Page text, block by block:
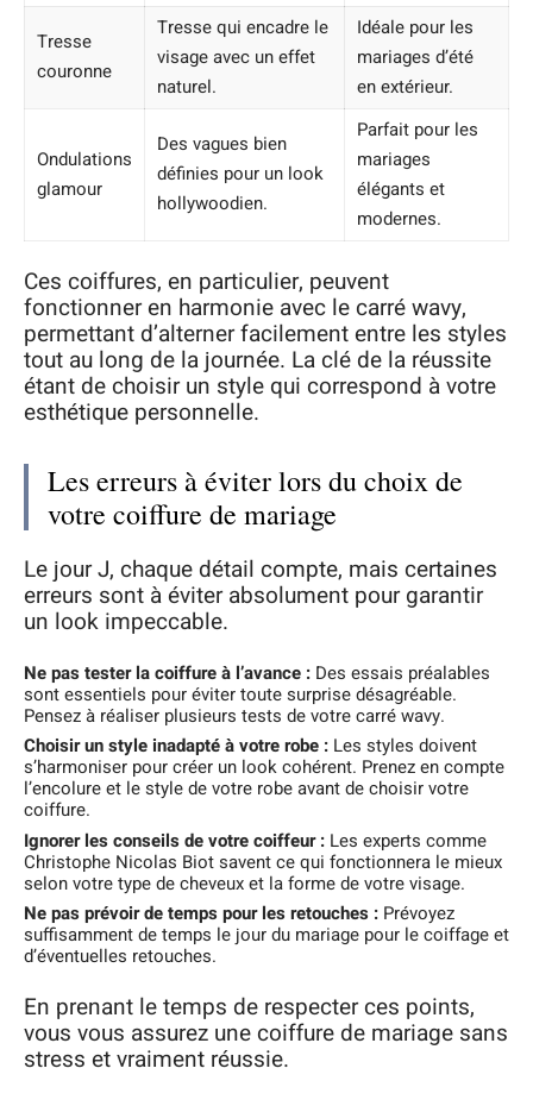
Tresse
couronne
Tresse qui encadre le
visage avec un effet
naturel.
Idéale pour les
mariages d’été
en extérieur.
Ondulations
glamour
Des vagues bien
définies pour un look
hollywoodien.
Parfait pour les
mariages
élégants et
modernes.
Ces coiffures, en particulier, peuvent
fonctionner en harmonie avec le carré wavy,
permettant d’alterner facilement entre les styles
tout au long de la journée. La clé de la réussite
étant de choisir un style qui correspond à votre
esthétique personnelle.
Les erreurs à éviter lors du choix de
votre coiffure de mariage
Le jour J, chaque détail compte, mais certaines
erreurs sont à éviter absolument pour garantir
un look impeccable.
Ne pas tester la coiffure à l’avance : Des essais préalables
sont essentiels pour éviter toute surprise désagréable.
Pensez à réaliser plusieurs tests de votre carré wavy.
Choisir un style inadapté à votre robe : Les styles doivent
s’harmoniser pour créer un look cohérent. Prenez en compte
l’encolure et le style de votre robe avant de choisir votre
coiffure.
Ignorer les conseils de votre coiffeur : Les experts comme
Christophe Nicolas Biot savent ce qui fonctionnera le mieux
selon votre type de cheveux et la forme de votre visage.
Ne pas prévoir de temps pour les retouches : Prévoyez
suffisamment de temps le jour du mariage pour le coiffage et
d’éventuelles retouches.
En prenant le temps de respecter ces points,
vous vous assurez une coiffure de mariage sans
stress et vraiment réussie.